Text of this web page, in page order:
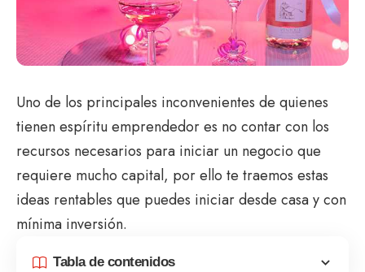
Uno de los principales inconvenientes de quienes
tienen espíritu emprendedor es no contar con los
recursos necesarios para iniciar un negocio que
requiere mucho capital, por ello te traemos estas
ideas rentables que puedes iniciar desde casa y con
mínima inversión.
Tabla de contenidos